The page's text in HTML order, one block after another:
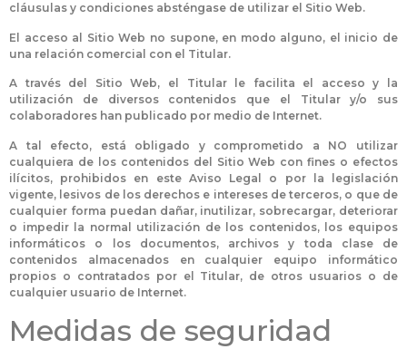
cláusulas y condiciones absténgase de utilizar el Sitio Web.
El acceso al Sitio Web no supone, en modo alguno, el inicio de
una relación comercial con el Titular.
A través del Sitio Web, el Titular le facilita el acceso y la
utilización de diversos contenidos que el Titular y/o sus
colaboradores han publicado por medio de Internet.
A tal efecto, está obligado y comprometido a NO utilizar
cualquiera de los contenidos del Sitio Web con fines o efectos
ilícitos, prohibidos en este Aviso Legal o por la legislación
vigente, lesivos de los derechos e intereses de terceros, o que de
cualquier forma puedan dañar, inutilizar, sobrecargar, deteriorar
o impedir la normal utilización de los contenidos, los equipos
informáticos o los documentos, archivos y toda clase de
contenidos almacenados en cualquier equipo informático
propios o contratados por el Titular, de otros usuarios o de
cualquier usuario de Internet.
Medidas de seguridad